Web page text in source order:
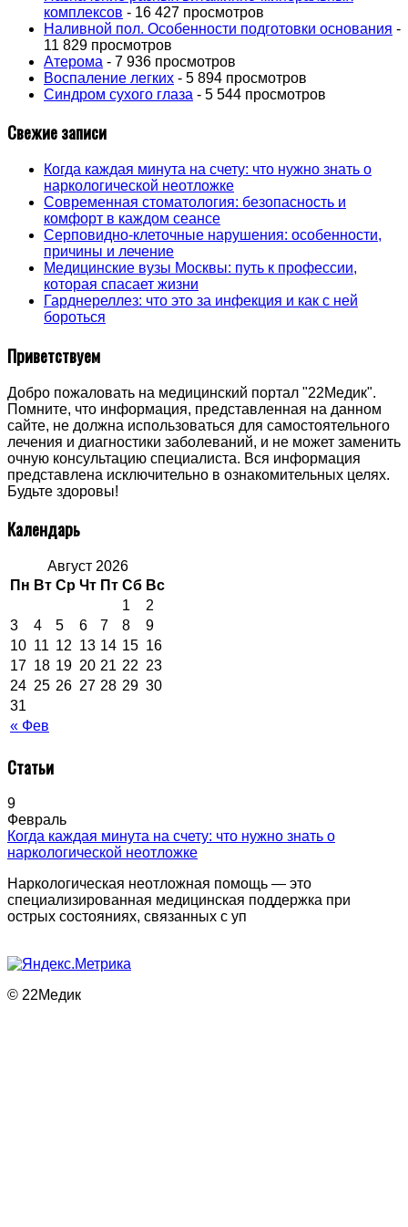
комплексов - 16 427 просмотров
Наливной пол. Особенности подготовки основания -
11 829 просмотров
Атерома - 7 936 просмотров
Воспаление легких - 5 894 просмотров
Синдром сухого глаза - 5 544 просмотров
Свежие записи
Когда каждая минута на счету: что нужно знать о
наркологической неотложке
Современная стоматология: безопасность и
комфорт в каждом сеансе
Серповидно-клеточные нарушения: особенности,
причины и лечение
Медицинские вузы Москвы: путь к профессии,
которая спасает жизни
Гарднереллез: что это за инфекция и как с ней
бороться
Приветствуем
Добро пожаловать на медицинский портал "22Медик".
Помните, что информация, представленная на данном
сайте, не должна использоваться для самостоятельного
лечения и диагностики заболеваний, и не может заменить
очную консультацию специалиста. Вся информация
представлена исключительно в ознакомительных целях.
Будьте здоровы!
Календарь
Август 2026
Пн Вт Ср Чт Пт Сб Вс
« Фев
1
2
3
4 5 6 7 8
9
10 11 12 13 14 15 16
17 18 19 20 21 22 23
24 25 26 27 28 29 30
31
Статьи
9
Февраль
Когда каждая минута на счету: что нужно знать о
наркологической неотложке
Наркологическая неотложная помощь — это
специализированная медицинская поддержка при
острых состояниях, связанных с уп
© 22Медик